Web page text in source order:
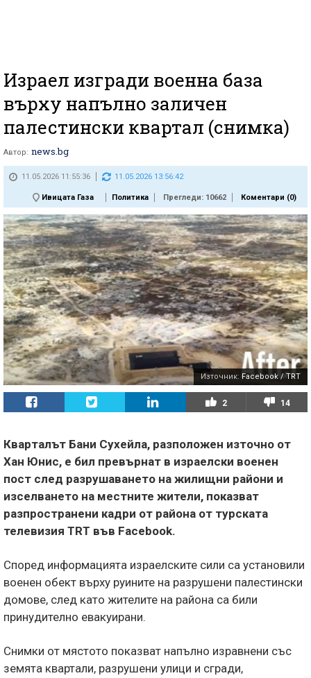
Израел изгради военна база
върху напълно заличен
палестински квартал (снимка)
Автор: news.bg
11.05.2026 11:55:36 11.05.2026 13:56:42
Ивицата Газа Политика Прегледи: 10662 Коментари (0)
Източник: Facebook / TRT
2 14
Кварталът Бани Сухейла, разположен източно от
Хан Юнис, е бил превърнат в израелски военен
пост след разрушаването на жилищни райони и
изселването на местните жители, показват
разпространени кадри от района от турската
телевизия TRT във Facebook.
Според информацията израелските сили са установили
военен обект върху руините на разрушени палестински
домове, след като жителите на района са били
принудително евакуирани.
Снимки от мястото показват напълно изравнени със
земята квартали, разрушени улици и сгради,